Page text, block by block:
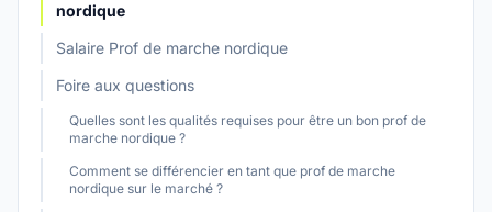
nordique
Salaire Prof de marche nordique
Foire aux questions
Quelles sont les qualités requises pour être un bon prof de
marche nordique ?
Comment se différencier en tant que prof de marche
nordique sur le marché ?